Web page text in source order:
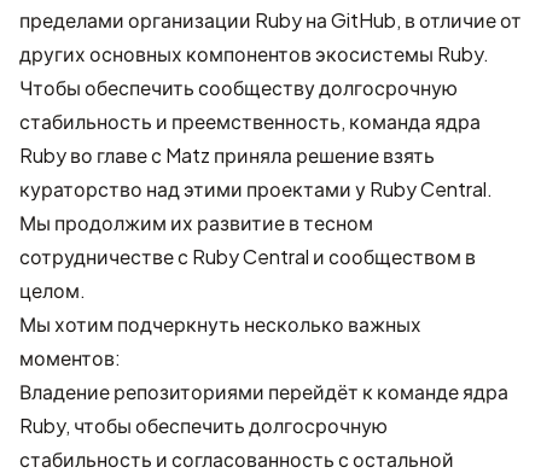
пределами организации Ruby на GitHub, в отличие от
других основных компонентов экосистемы Ruby.
Чтобы обеспечить сообществу долгосрочную
стабильность и преемственность, команда ядра
Ruby во главе с Matz приняла решение взять
кураторство над этими проектами у Ruby Central.
Мы продолжим их развитие в тесном
сотрудничестве с Ruby Central и сообществом в
целом.
Мы хотим подчеркнуть несколько важных
моментов:
Владение репозиториями перейдёт к команде ядра
Ruby, чтобы обеспечить долгосрочную
стабильность и согласованность с остальной